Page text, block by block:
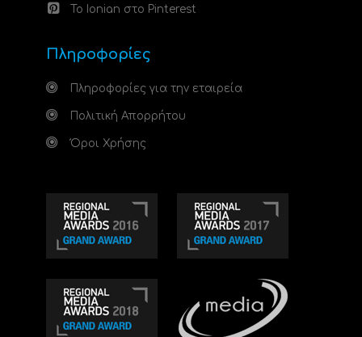
Το Ionian στο Pinterest
Πληροφορίες
Πληροφορίες για την εταιρεία
Πολιτική Απορρήτου
Όροι Χρήσης